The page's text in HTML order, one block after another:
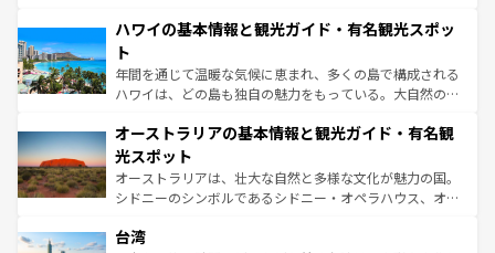
着のスイス情報はコンテンツ一覧を参照してほしい。
のような巨大都市は、観光、ショッピング、エンターテイ
ンメントが詰まった刺激的なスポットだ。一方、アメリカ
西部には大自然が広がり、グランドキャニオンやイエロー
ストーン国立公園といった絶景が堪能できる。さらに、南
文化が魅力。旅行者はアメリカの各地域で異なる魅力を楽
しみながら、その多様性と豊かな歴史を感じることができ
るだろう。車でのロードトリップや列車の旅も、アメリカ
ならではの贅沢な旅のスタイルだ。 なお、新着のアメリカ
情報は コンテンツ一覧 を参照してほしい。
ハワイの基本情報と観光ガイド・有名観光スポッ
ト
年間を通じて温暖な気候に恵まれ、多くの島で構成される
ハワイは、どの島も独自の魅力をもっている。大自然の神
ワイ島は見逃せない。また、定番の観光地といえばオアフ
島だが、静かな自然を求めるならマウイ島やカウアイ島が
おすすめ。エメラルドグリーンに輝く海をはじめ、豊かな
文化や歴史が息づいている。「アロハスピリット」と呼ば
人々、おいしいローカルフードやハワイアンミュージッ
オーストラリアの基本情報と観光ガイド・有名観
光スポット
オーストラリアは、壮大な自然と多様な文化が魅力の国。
シドニーのシンボルであるシドニー・オペラハウス、オー
リアリーフや大陸中央部にそびえるウルル（エアーズロッ
台湾